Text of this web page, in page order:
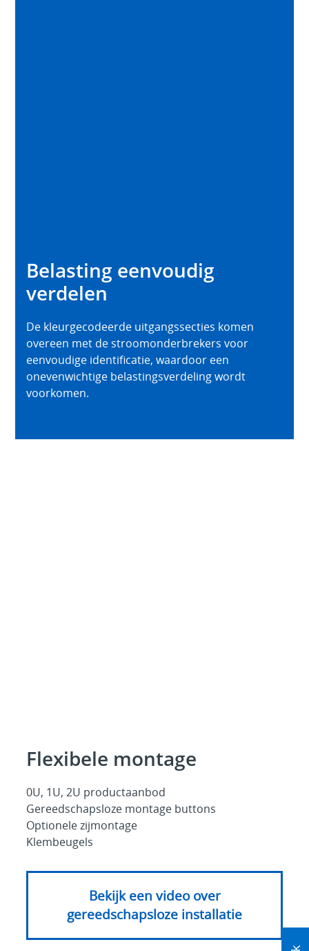
Belasting eenvoudig
verdelen
De kleurgecodeerde uitgangssecties komen
overeen met de stroomonderbrekers voor
eenvoudige identificatie, waardoor een
onevenwichtige belastingsverdeling wordt
voorkomen.
Flexibele montage
0U, 1U, 2U productaanbod
Gereedschapsloze montage buttons
Optionele zijmontage
Klembeugels
Bekijk een video over
gereedschapsloze installatie